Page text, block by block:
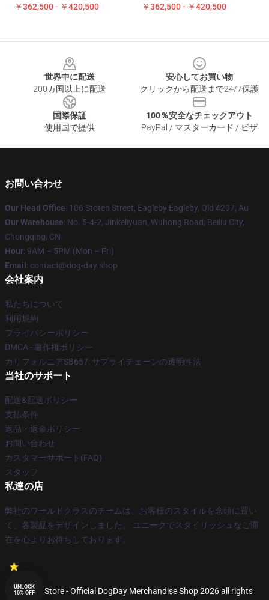
￥362,500 - ￥420,500 ￥362,500 - ￥420,500
世界中に配送
200カ国以上に配送
安心してお買い物
クリックから配送まで24/7保護
国際保証
使用国で提供
100％安全なチェックアウト
PayPal / マスターカード / ビザ
お問い合わせ
Our Head Office: 106 Stoten Street, Eagleby Eagleby, Qld 4207, Au
Our Warehouse: No. 5-4-2, Jinkeliyuan, Wuhong Road, Beiliu City,
Chongqing, CN
Hour: 9AM – 5PM (Mon – Fri)
Email : contact@dog-day.shop
会社案内
私たちについて
利用規約
プライバシーポリシー
DMCA - 著作権ポリシー
カリフォルニアSB657: サプライチェーンの透明性法
当社のサポート
配送&配送ポリシー
支払条件
返品・返金ポリシー
お問い合わせ
カスタマーサポート(FAQ)
スタッフ
私達の店
弊社のワールドクラスのチームは、お客様のスタイルを念頭に置い
て、各製品をデザインしました。 ユニークでスタイリッシュなご滞
在を心よりお待ちしております。
© DogDay Store - Official DogDay Merchandise Shop 2026 all rights
UNLOCK
10% OFF